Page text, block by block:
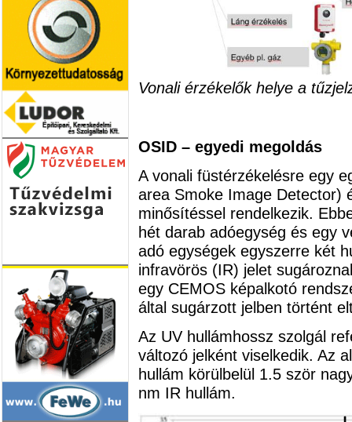
Vonali érzékelők helye a
OSID – egyedi megoldás
A vonali füstérzékelésre egy
area Smoke Image Detector)
minősítéssel rendelkezik.
hét darab adóegység és egy
adó egységek egyszerre két
infravörös (IR) jelet
egy CEMOS képalkotó
által sugárzott jelben történt
Az UV hullámhossz szolgál
változó jelként viselkedik. Az
hullám körülbelül 1.5 ször
nm IR hullám.